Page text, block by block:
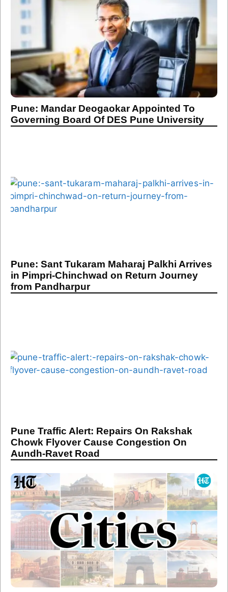
Pune: Mandar Deogaokar Appointed To
Governing Board Of DES Pune University
Pune: Sant Tukaram Maharaj Palkhi Arrives
in Pimpri-Chinchwad on Return Journey
from Pandharpur
Pune Traffic Alert: Repairs On Rakshak
Chowk Flyover Cause Congestion On
Aundh-Ravet Road